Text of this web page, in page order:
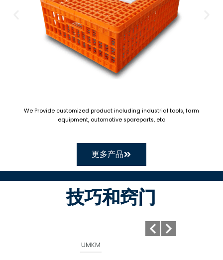
We Provide customized product including industrial tools, farm
equipment, outomotive spareparts, etc
更多产品
技巧和窍门
UMKM